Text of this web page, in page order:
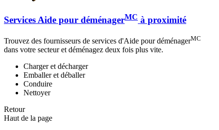
Services Aide pour déménagerMC à proximité
Trouvez des fournisseurs de services d'Aide pour déménagerMC
dans votre secteur et déménagez deux fois plus vite.
Charger et décharger
Emballer et déballer
Conduire
Nettoyer
Retour
Haut de la page